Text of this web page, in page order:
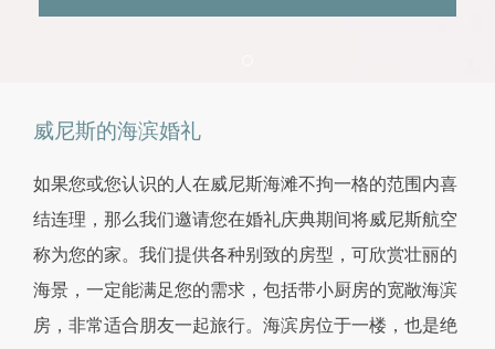
威尼斯的海滨婚礼
如果您或您认识的人在威尼斯海滩不拘一格的范围内喜
结连理，那么我们邀请您在婚礼庆典期间将威尼斯航空
称为您的家。我们提供各种别致的房型，可欣赏壮丽的
海景，一定能满足您的需求，包括带小厨房的宽敞海滨
房，非常适合朋友一起旅行。海滨房位于一楼，也是绝